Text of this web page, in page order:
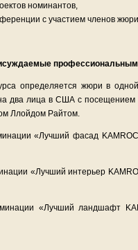
номинантов,
с участием членов жюри
определяется жюри в
два лица в США с посещением
Ллойдом Райтом.
«Лучший фасад
«Лучший интерьер
«Лучший ландшафт